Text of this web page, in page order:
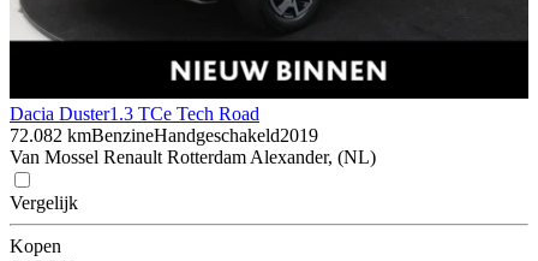
Dacia Duster1.3 TCe Tech Road
72.082 kmBenzineHandgeschakeld2019
Van Mossel Renault Rotterdam Alexander, (NL)
Vergelijk
Kopen